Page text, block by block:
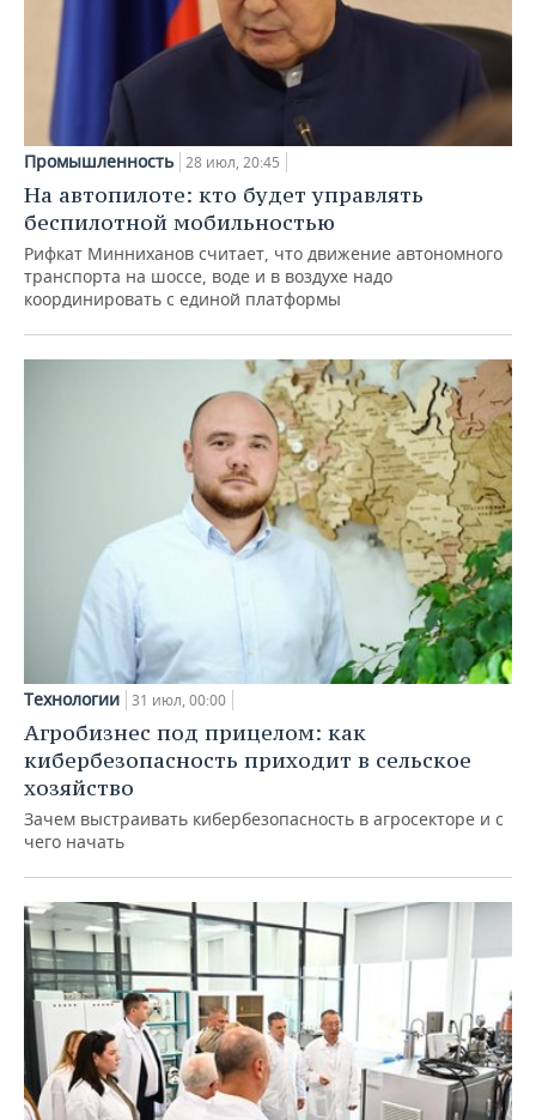
Промышленность 28 июл, 20:45
На автопилоте: кто будет управлять
беспилотной мобильностью
Рифкат Минниханов считает, что движение автономного
транспорта на шоссе, воде и в воздухе надо
координировать с единой платформы
Технологии 31 июл, 00:00
Агробизнес под прицелом: как
кибербезопасность приходит в сельское
хозяйство
Зачем выстраивать кибербезопасность в агросекторе и с
чего начать